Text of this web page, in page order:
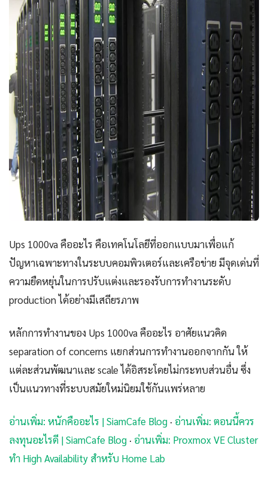
Ups 1000va คืออะไร คือเทคโนโลยีที่ออกแบบมาเพื่อแก้
ปัญหาเฉพาะทางในระบบคอมพิวเตอร์และเครือข่าย มีจุดเด่นที่
ความยืดหยุ่นในการปรับแต่งและรองรับการทำงานระดับ
production ได้อย่างมีเสถียรภาพ
หลักการทำงานของ Ups 1000va คืออะไร อาศัยแนวคิด
separation of concerns แยกส่วนการทำงานออกจากกัน ให้
แต่ละส่วนพัฒนาและ scale ได้อิสระโดยไม่กระทบส่วนอื่น ซึ่ง
เป็นแนวทางที่ระบบสมัยใหม่นิยมใช้กันแพร่หลาย
อ่านเพิ่ม: หนักคืออะไร | SiamCafe Blog · อ่านเพิ่ม: ตอนนี้ควร
ลงทุนอะไรดี | SiamCafe Blog · อ่านเพิ่ม: Proxmox VE Cluster
ทำ High Availability สำหรับ Home Lab